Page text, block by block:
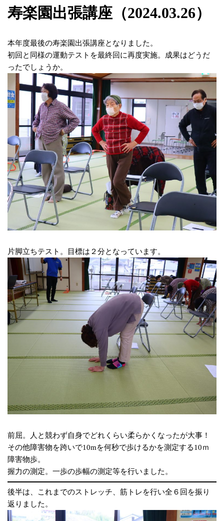
寿楽園出張講座（2024.03.26）
本年度最後の寿楽園出張講座となりました。
初回と同様の運動テストを最終回に再度実施。成果はどうだ
ったでしょうか。
片脚立ちテスト。目標は２分となっています。
前屈。人と競わず自身でどれくらい柔らかくなったが大事！
その他障害物を跨いで10mを何秒で歩けるかを測定する10ｍ
障害物歩。
握力の測定。一歩の歩幅の測定等を行いました。
後半は、これまでのストレッチ、筋トレを行い全６回を振り
返りました。